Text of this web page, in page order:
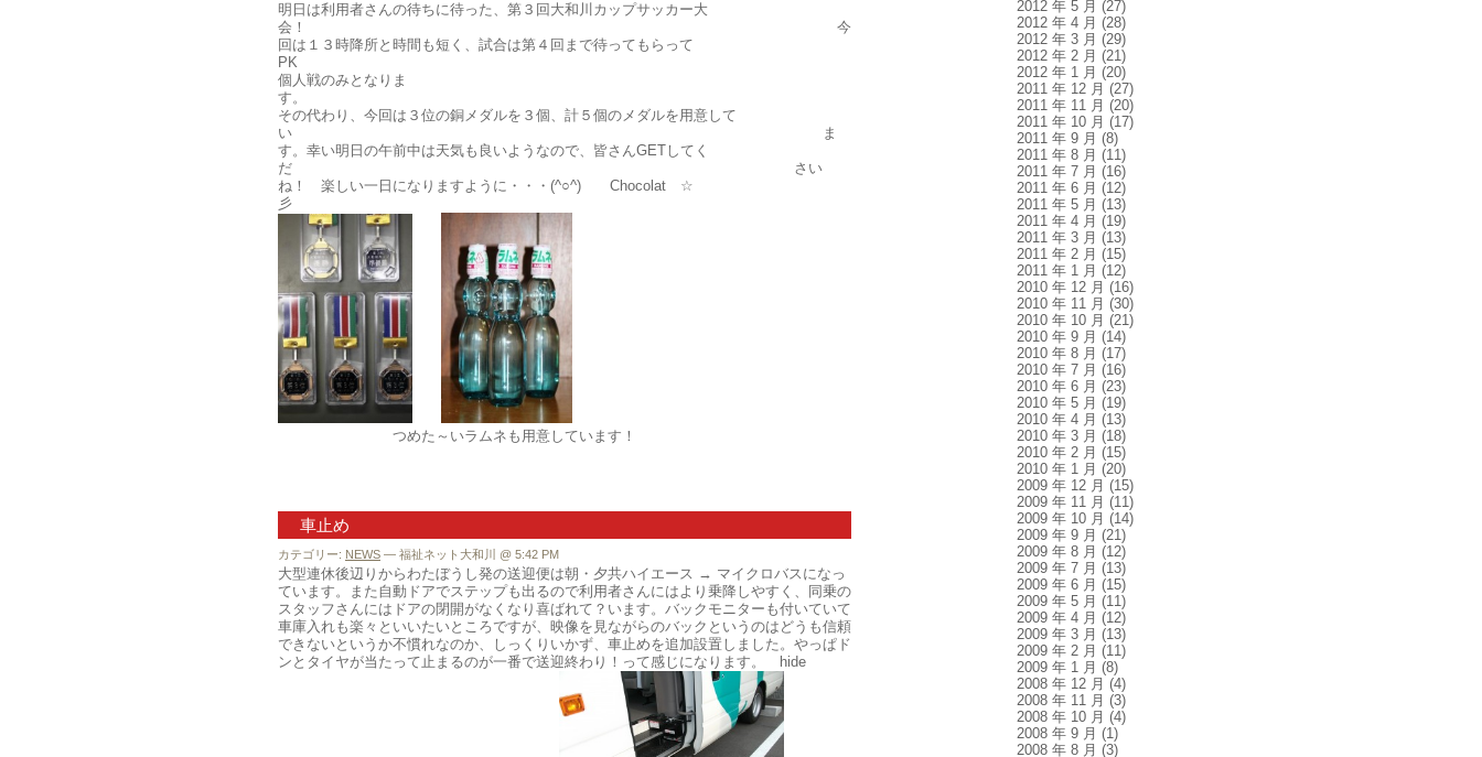
明日は利用者さんの待ちに待った、第３回大和川カップサッカー大
会！ 今
回は１３時降所と時間も短く、試合は第４回まで待ってもらって
PK
個人戦のみとなりま
す。
その代わり、今回は３位の銅メダルを３個、計５個のメダルを用意して
い ま
す。幸い明日の午前中は天気も良いようなので、皆さんGETしてく
だ さい
ね！ 楽しい一日になりますように・・・(^○^) Chocolat ☆
つめた～いラムネも用意しています！
車止め
カテゴリー: NEWS — 福祉ネット大和川 @ 5:42 PM
大型連休後辺りからわたぼうし発の送迎便は朝・夕共ハイエース → マイクロバスになっ
ています。また自動ドアでステップも出るので利用者さんにはより乗降しやすく、同乗の
スタッフさんにはドアの閉開がなくなり喜ばれて？います。バックモニターも付いていて
車庫入れも楽々といいたいところですが、映像を見ながらのバックというのはどうも信頼
できないというか不慣れなのか、しっくりいかず、車止めを追加設置しました。やっぱド
ンとタイヤが当たって止まるのが一番で送迎終わり！って感じになります。 hide
2012 年 5 月 (27)
2012 年 4 月 (28)
2012 年 3 月 (29)
2012 年 2 月 (21)
2012 年 1 月 (20)
2011 年 12 月 (27)
2011 年 11 月 (20)
2011 年 10 月 (17)
2011 年 9 月 (8)
2011 年 8 月 (11)
2011 年 7 月 (16)
2011 年 6 月 (12)
2011 年 5 月 (13)
2011 年 4 月 (19)
2011 年 3 月 (13)
2011 年 2 月 (15)
2011 年 1 月 (12)
2010 年 12 月 (16)
2010 年 11 月 (30)
2010 年 10 月 (21)
2010 年 9 月 (14)
2010 年 8 月 (17)
2010 年 7 月 (16)
2010 年 6 月 (23)
2010 年 5 月 (19)
2010 年 4 月 (13)
2010 年 3 月 (18)
2010 年 2 月 (15)
2010 年 1 月 (20)
2009 年 12 月 (15)
2009 年 11 月 (11)
2009 年 10 月 (14)
2009 年 9 月 (21)
2009 年 8 月 (12)
2009 年 7 月 (13)
2009 年 6 月 (15)
2009 年 5 月 (11)
2009 年 4 月 (12)
2009 年 3 月 (13)
2009 年 2 月 (11)
2009 年 1 月 (8)
2008 年 12 月 (4)
2008 年 11 月 (3)
2008 年 10 月 (4)
2008 年 9 月 (1)
2008 年 8 月 (3)